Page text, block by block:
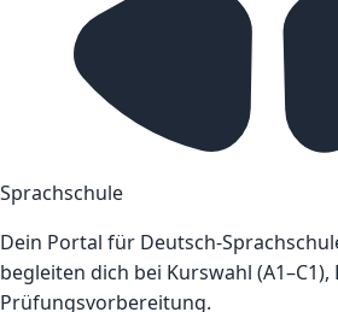
Sprachschule
Dein Portal für Deutsch-
begleiten dich bei Kurswahl
Prüfungsvorbereitung.